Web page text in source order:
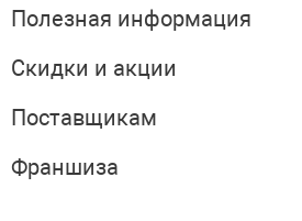
Полезная информация
Скидки и акции
Поставщикам
Франшиза